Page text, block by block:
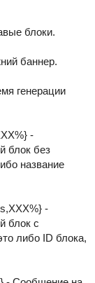
блоки.
баннер.
генерации
-
блок без
название
-
блок с
либо ID блока,